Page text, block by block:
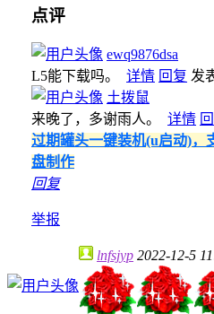
点评
ewq9876dsa
L5能下载吗。 详情 回复 发
土拨鼠
来晚了，多谢雨人。 详情
过期罐头一键装机(u启动)，
盘制作
回复
举报
lnfsjyp 2022-12-5